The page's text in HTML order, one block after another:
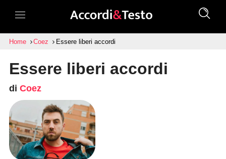
Home Coez Essere liberi accordi
Essere liberi accordi
di Coez